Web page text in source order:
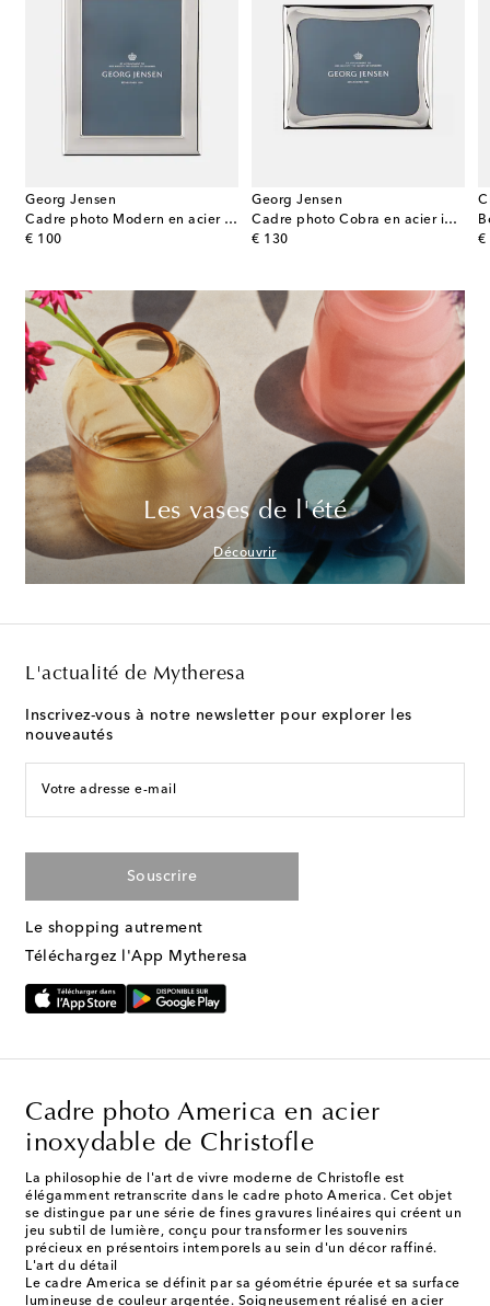
Georg Jensen
Cadre photo Modern en acier inoxydable
€ 100
original price
Georg Jensen
Cadre photo Cobra en acier inoxydable par Constantin Wortmann
€ 130
original price €
Les vases de l'été
Découvrir
L'actualité de Mytheresa
Inscrivez-vous à notre newsletter pour explorer les
nouveautés
Votre adresse e-mail
Souscrire
Le shopping autrement
Téléchargez l'App Mytheresa
Cadre photo America en acier
inoxydable de Christofle
La philosophie de l'art de vivre moderne de Christofle est
élégamment retranscrite dans le cadre photo America. Cet objet
se distingue par une série de fines gravures linéaires qui créent un
jeu subtil de lumière, conçu pour transformer les souvenirs
précieux en présentoirs intemporels au sein d'un décor raffiné.
L'art du détail
Le cadre America se définit par sa géométrie épurée et sa surface
lumineuse de couleur argentée. Soigneusement réalisé en acier